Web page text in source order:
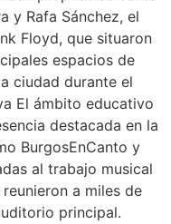
y Rafa Sánchez, el
Floyd, que situaron
espacios de
ciudad durante el
El ámbito educativo
destacada en la
BurgosEnCanto y
al trabajo musical
a miles de
principal.